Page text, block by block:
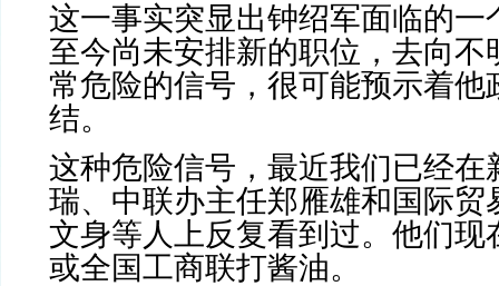
这一事实突显出钟绍军面临的一
至今尚未安排新的职位，去向不
常危险的信号，很可能预示着他
结。
这种危险信号，最近我们已经在
瑞、中联办主任郑雁雄和国际贸
文身等人上反复看到过。他们现
或全国工商联打酱油。